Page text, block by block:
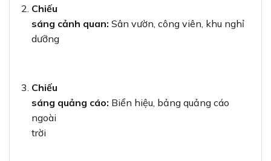
Chiếu
sáng cảnh quan: Sân vườn, công viên, khu nghỉ
dưỡng
Chiếu
sáng quảng cáo: Biển hiệu, bảng quảng cáo
ngoài
trời